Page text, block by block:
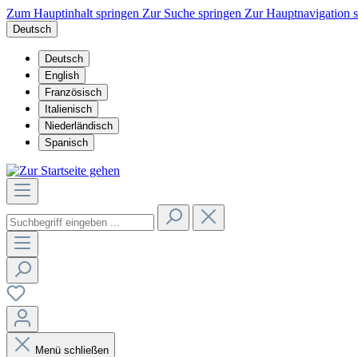
Zum Hauptinhalt springen Zur Suche springen Zur Hauptnavigation
Deutsch
Deutsch
English
Französisch
Italienisch
Niederländisch
Spanisch
Menü schließen